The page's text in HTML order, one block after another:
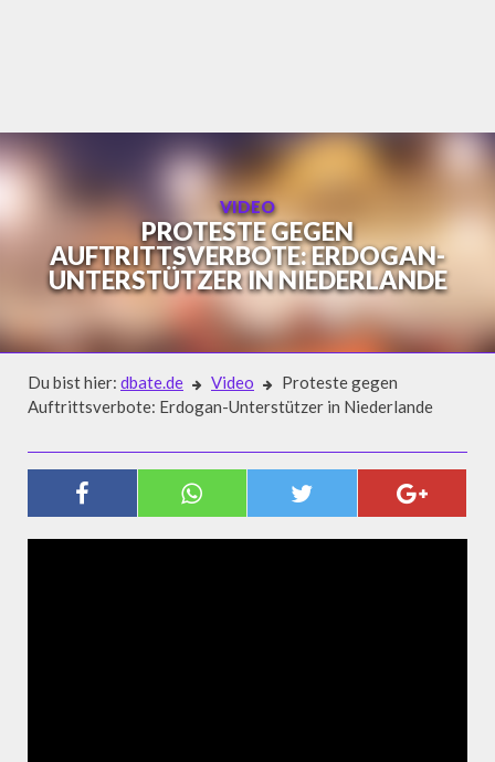
VIDEO
PROTESTE GEGEN
AUFTRITTSVERBOTE: ERDOGAN-
UNTERSTÜTZER IN NIEDERLANDE
Du bist hier: dbate.de Video
Proteste gegen
Auftrittsverbote: Erdogan-Unterstützer in Niederlande
PROTESTE GEGEN
AUFTRITTSVERBOTE: ERDOGAN-
UNTERSTÜTZER IN NIEDERLANDE